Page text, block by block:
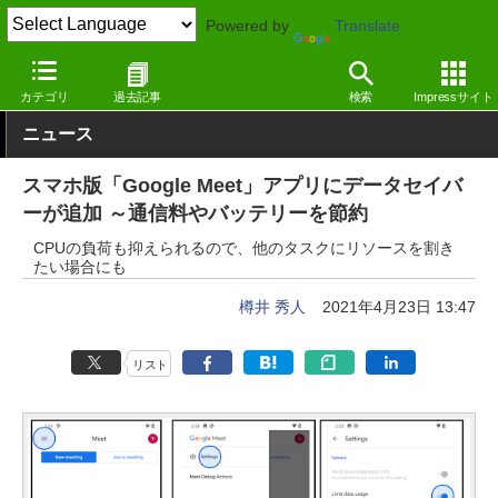
Powered by Translate
カテゴリ 過去記事 検索 Impressサイト
窓の杜 オフィス・ドキュメント Webサービス
ニュース
スマホ版「Google Meet」アプリにデータセイバ
ーが追加 ～通信料やバッテリーを節約
CPUの負荷も抑えられるので、他のタスクにリソースを割き
たい場合にも
樽井 秀人 2021年4月23日 13:47
リスト